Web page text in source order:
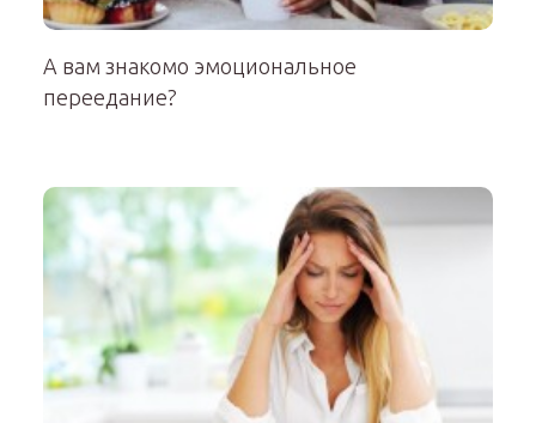
А вам знакомо эмоциональное
переедание?